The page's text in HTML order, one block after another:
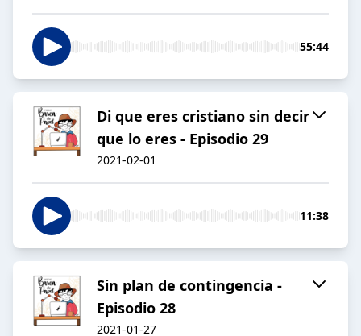
55:44
Di que eres cristiano sin decir
que lo eres - Episodio 29
2021-02-01
11:38
Sin plan de contingencia -
Episodio 28
2021-01-27